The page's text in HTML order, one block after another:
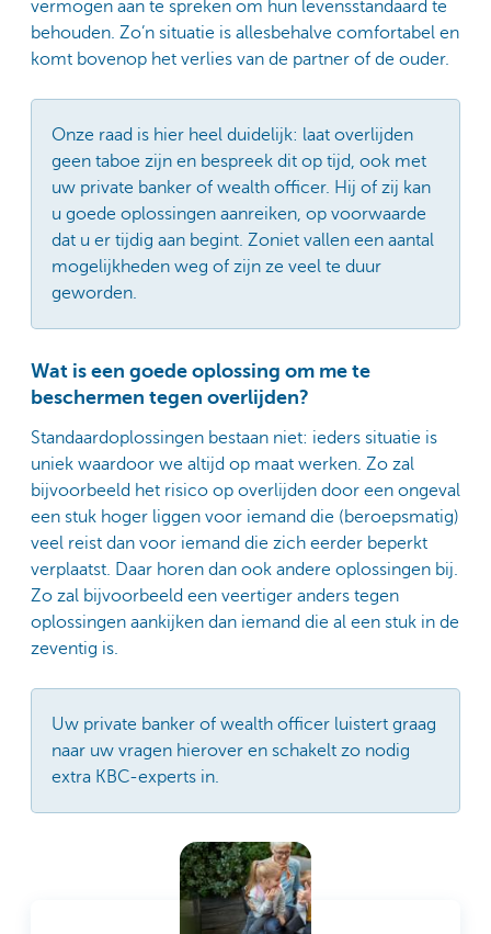
vermogen aan te spreken om hun levensstandaard te
behouden. Zo’n situatie is allesbehalve comfortabel en
komt bovenop het verlies van de partner of de ouder.
Onze raad is hier heel duidelijk: laat overlijden
geen taboe zijn en bespreek dit op tijd, ook met
uw private banker of wealth officer. Hij of zij kan
u goede oplossingen aanreiken, op voorwaarde
dat u er tijdig aan begint. Zoniet vallen een aantal
mogelijkheden weg of zijn ze veel te duur
geworden.
Wat is een goede oplossing om me te
beschermen tegen overlijden?
Standaardoplossingen bestaan niet: ieders situatie is
uniek waardoor we altijd op maat werken. Zo zal
bijvoorbeeld het risico op overlijden door een ongeval
een stuk hoger liggen voor iemand die (beroepsmatig)
veel reist dan voor iemand die zich eerder beperkt
verplaatst. Daar horen dan ook andere oplossingen bij.
Zo zal bijvoorbeeld een veertiger anders tegen
oplossingen aankijken dan iemand die al een stuk in de
zeventig is.
Uw private banker of wealth officer luistert graag
naar uw vragen hierover en schakelt zo nodig
extra KBC-experts in.